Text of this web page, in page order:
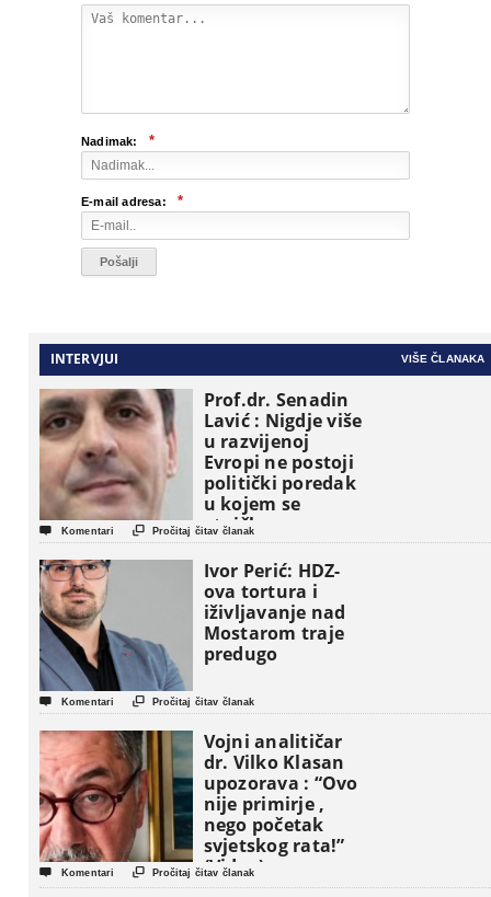
Nadimak: *
E-mail adresa: *
INTERVJUI VIŠE ČLANAKA
Prof.dr. Senadin
Lavić : Nigdje više
u razvijenoj
Evropi ne postoji
politički poredak
u kojem se
etničke grupe
pojavljuju kao
osnovne
političke jedinice
 Komentari  Pročitaj čitav članak
Ivor Perić: HDZ-
ova tortura i
iživljavanje nad
Mostarom traje
predugo
 Komentari  Pročitaj čitav članak
Vojni analitičar
dr. Vilko Klasan
upozorava : “Ovo
nije primirje ,
nego početak
svjetskog rata!”
(Video)
 Komentari  Pročitaj čitav članak